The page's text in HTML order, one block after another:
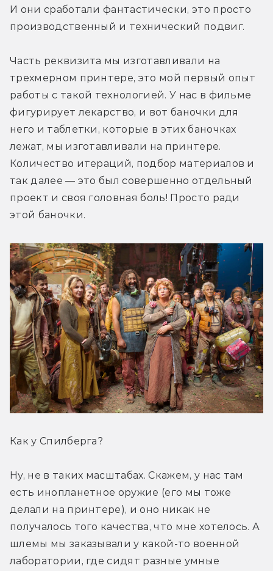
И они сработали фантастически, это просто
производственный и технический подвиг.
Часть реквизита мы изготавливали на
трехмерном принтере, это мой первый опыт
работы с такой технологией. У нас в фильме
фигурирует лекарство, и вот баночки для
него и таблетки, которые в этих баночках
лежат, мы изготавливали на принтере.
Количество итераций, подбор материалов и
так далее — это был совершенно отдельный
проект и своя головная боль! Просто ради
этой баночки.
Как у Спилберга?
Ну, не в таких масштабах. Скажем, у нас там
есть инопланетное оружие (его мы тоже
делали на принтере), и оно никак не
получалось того качества, что мне хотелось. А
шлемы мы заказывали у какой-то военной
лаборатории, где сидят разные умные